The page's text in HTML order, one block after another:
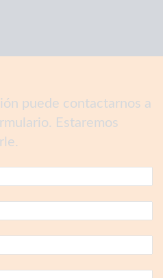
puede contactarnos a
Estaremos